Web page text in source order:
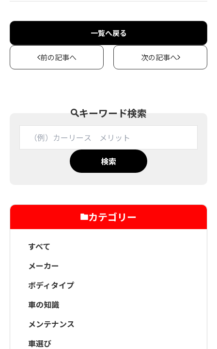
一覧へ戻る
前の記事へ 次の記事へ
キーワード検索
検索
カテゴリー
すべて
メーカー
ボディタイプ
車の知識
メンテナンス
車選び